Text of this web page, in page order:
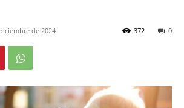
de 2024 0
372